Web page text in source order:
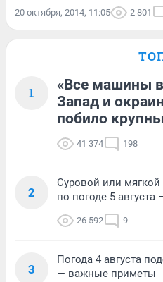
20 октября, 2014, 11:05 2 801
1
«Все машины
Запад и
побило
41 374 198
2
Суровой или
по погоде 5
26 592 9
3
Погода 4 августа
— важные приметы